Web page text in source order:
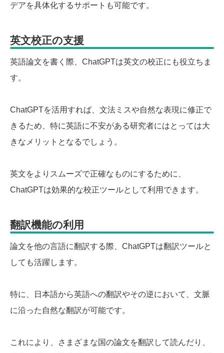
デアを具体化するサポートも可能です。
英文校正の支援
英語論文を書く際、ChatGPTは英文の校正にも役立ちま
す。
ChatGPTを活用すれば、文法ミスや自然な表現に修正で
きるため、特に英語に不安がある研究者にはとっては大
きなメリットとなるでしょう。
英文をよりスムーズで正確なものにするために、
ChatGPTは効果的な校正ツールとして利用できます。
翻訳機能の利用
論文を他の言語に翻訳する際、ChatGPTは翻訳ツールと
しても活躍します。
特に、日本語から英語への翻訳やその逆において、文脈
に沿った自然な翻訳が可能です。
これにより、さまざまな国の論文を翻訳して読んだり、